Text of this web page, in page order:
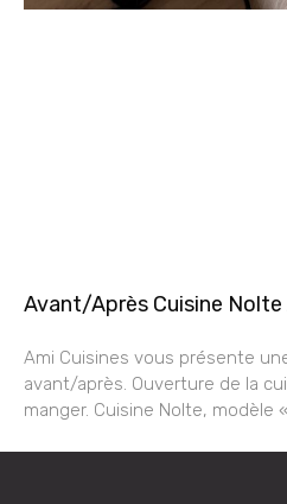
Avant/Après Cuisine Nolte
Ami Cuisines vous présente
avant/après. Ouverture de la
manger. Cuisine Nolte, modèle